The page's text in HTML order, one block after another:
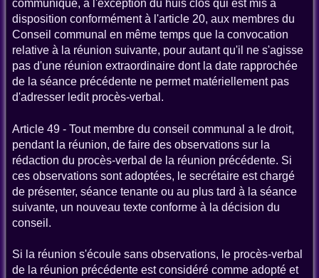
communiqué, à l'exception du huis clos qui est mis à
disposition conformément à l'article 20, aux membres du
Conseil communal en même temps que la convocation
relative à la réunion suivante, pour autant qu'il ne s'agisse
pas d'une réunion extraordinaire dont la date rapprochée
de la séance précédente ne permet matériellement pas
d'adresser ledit procès-verbal.
Article 49 - Tout membre du conseil communal a le droit,
pendant la réunion, de faire des observations sur la
rédaction du procès-verbal de la réunion précédente. Si
ces observations sont adoptées, le secrétaire est chargé
de présenter, séance tenante ou au plus tard à la séance
suivante, un nouveau texte conforme à la décision du
conseil.
Si la réunion s'écoule sans observations, le procès-verbal
de la réunion précédente est considéré comme adopté et